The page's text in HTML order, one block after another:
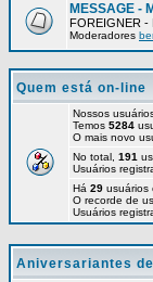
MESSAGE -
FOREIGNER -
Moderadores
Quem está on-line
Nossos
Temos 5284
O mais novo
No total, 191
Usuários
Há 29 usuários
O recorde de
Usuários
Aniversariantes